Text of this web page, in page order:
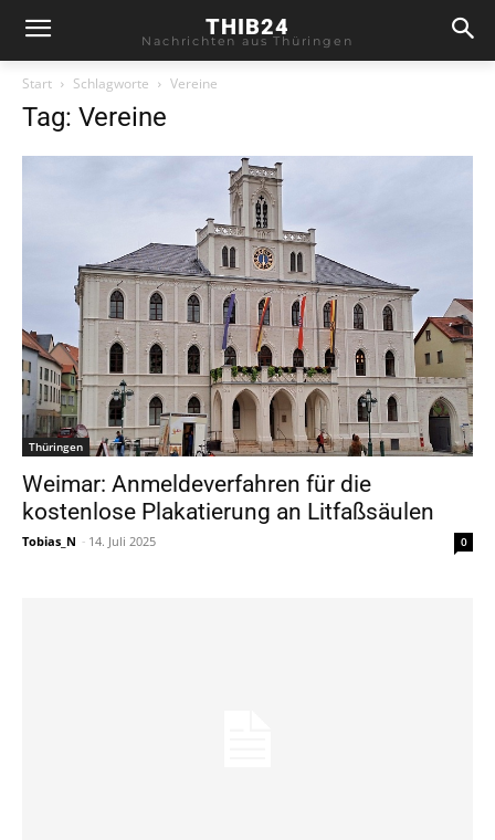
THIB24
Nachrichten aus Thüringen
Start Schlagworte Vereine
Tag: Vereine
Thüringen
Weimar: Anmeldeverfahren für die
kostenlose Plakatierung an Litfaßsäulen
Tobias_N - 14. Juli 2025 0